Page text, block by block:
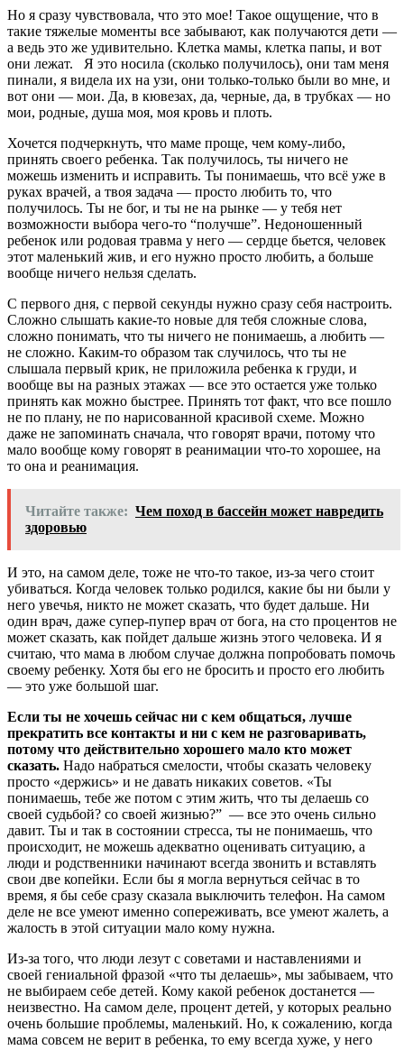
Но я сразу чувствовала, что это мое! Такое ощущение, что в
такие тяжелые моменты все забывают, как получаются дети —
а ведь это же удивительно. Клетка мамы, клетка папы, и вот
они лежат. Я это носила (сколько получилось), они там меня
пинали, я видела их на узи, они только-только были во мне, и
вот они — мои. Да, в кювезах, да, черные, да, в трубках — но
мои, родные, душа моя, моя кровь и плоть.
Хочется подчеркнуть, что маме проще, чем кому-либо,
принять своего ребенка. Так получилось, ты ничего не
можешь изменить и исправить. Ты понимаешь, что всё уже в
руках врачей, а твоя задача — просто любить то, что
получилось. Ты не бог, и ты не на рынке — у тебя нет
возможности выбора чего-то “получше”. Недоношенный
ребенок или родовая травма у него — сердце бьется, человек
этот маленький жив, и его нужно просто любить, а больше
вообще ничего нельзя сделать.
С первого дня, с первой секунды нужно сразу себя настроить.
Сложно слышать какие-то новые для тебя сложные слова,
сложно понимать, что ты ничего не понимаешь, а любить —
не сложно. Каким-то образом так случилось, что ты не
слышала первый крик, не приложила ребенка к груди, и
вообще вы на разных этажах — все это остается уже только
принять как можно быстрее. Принять тот факт, что все пошло
не по плану, не по нарисованной красивой схеме. Можно
даже не запоминать сначала, что говорят врачи, потому что
мало вообще кому говорят в реанимации что-то хорошее, на
то она и реанимация.
Читайте также: Чем поход в бассейн может навредить
здоровью
И это, на самом деле, тоже не что-то такое, из-за чего стоит
убиваться. Когда человек только родился, какие бы ни были у
него увечья, никто не может сказать, что будет дальше. Ни
один врач, даже супер-пупер врач от бога, на сто процентов не
может сказать, как пойдет дальше жизнь этого человека. И я
считаю, что мама в любом случае должна попробовать помочь
своему ребенку. Хотя бы его не бросить и просто его любить
— это уже большой шаг.
Если ты не хочешь сейчас ни с кем общаться, лучше
прекратить все контакты и ни с кем не разговаривать,
потому что действительно хорошего мало кто может
сказать. Надо набраться смелости, чтобы сказать человеку
просто «держись» и не давать никаких советов. «Ты
понимаешь, тебе же потом с этим жить, что ты делаешь со
своей судьбой? со своей жизнью?” — все это очень сильно
давит. Ты и так в состоянии стресса, ты не понимаешь, что
происходит, не можешь адекватно оценивать ситуацию, а
люди и родственники начинают всегда звонить и вставлять
свои две копейки. Если бы я могла вернуться сейчас в то
время, я бы себе сразу сказала выключить телефон. На самом
деле не все умеют именно сопереживать, все умеют жалеть, а
жалость в этой ситуации мало кому нужна.
Из-за того, что люди лезут с советами и наставлениями и
своей гениальной фразой «что ты делаешь», мы забываем, что
не выбираем себе детей. Кому какой ребенок достанется —
неизвестно. На самом деле, процент детей, у которых реально
очень большие проблемы, маленький. Но, к сожалению, когда
мама совсем не верит в ребенка, то ему всегда хуже, у него